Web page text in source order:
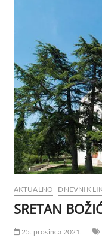
Moru
u
čast
ovog
sveca,
branitelja
siromašnih
i
potlačenih,
posebno
štovanog
u
Dalmaciji,
XIX.
stoljeću
sagrađena
AKTUALNO DNEVNIK
SRETAN
25. prosinca 2021.